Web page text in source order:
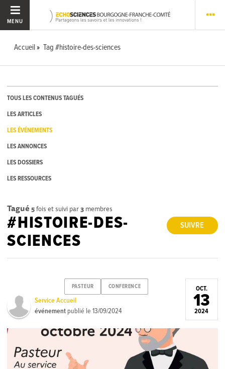
MENU
Accueil Tag #histoire-des-sciences
TOUS LES CONTENUS TAGUÉS
LES ARTICLES
LES ÉVÉNEMENTS
LES ANNONCES
LES DOSSIERS
LES RESSOURCES
Tagué 5fois et suivi par3 membres
SUIVRE
#HISTOIRE-DES-
SCIENCES
PASTEUR CONFERENCE
Service Accueil
événement publié le13/09/2024
OCT.
13
2024